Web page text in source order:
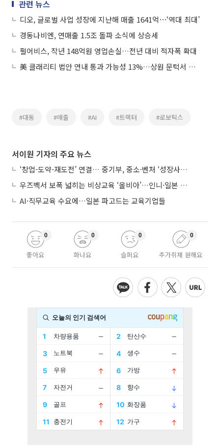
관련 뉴스
디오, 글로벌 사업 성장에 지난해 매출 1641억⋯‘역대 최대’
경동나비엔, 연매출 1.5조 돌파 소식에 상승세
펄어비스, 작년 148억원 영업손실…전년 대비 적자폭 확대
美 클래리티 법안 연내 통과 가능성 13%…상원 문턱서 제동
#대동 #매출 #AI #트랙터 #로보틱스
서이원 기자의 주요 뉴스
‘창업-도약-재도전’ 연결… 중기부, 중소·벤처 ‘성장사다리’ 짓는다
우즈벡서 보폭 넓히는 비상교육 ‘올비아’…인니·일본 진출 타진
AI·직무교육 수요에…일본 파고드는 교육기업들
좋아요
0
화나요
0
슬퍼요
0
추가취재 원해요
0